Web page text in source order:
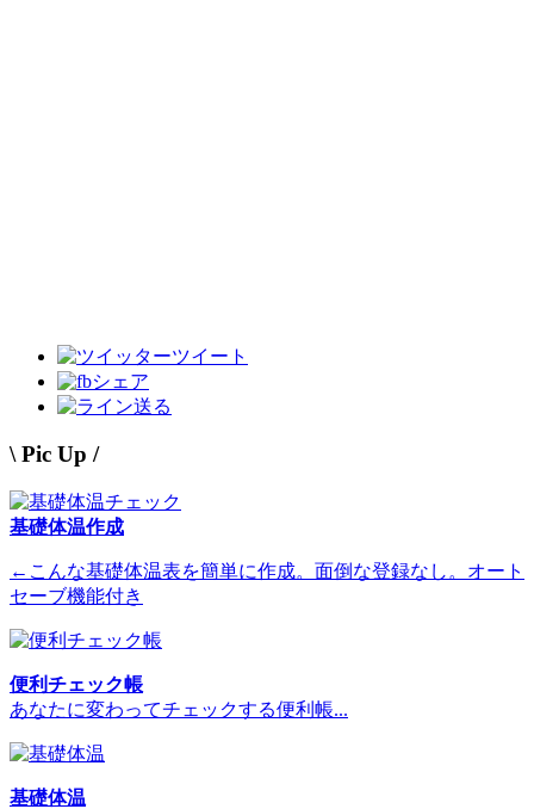
ツイート
シェア
送る
\ Pic Up /
基礎体温作成
←こんな基礎体温表を簡単に作成。面倒な登録なし。オート
セーブ機能付き
便利チェック帳
あなたに変わってチェックする便利帳...
基礎体温